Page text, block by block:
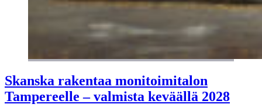
Skanska rakentaa monitoimitalon
Tampereelle – valmista keväällä 2028